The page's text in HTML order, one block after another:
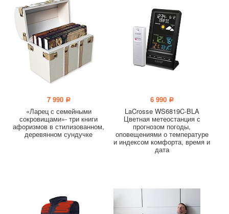
7 990 a
«Ларец с семейными
сокровищами»- три книги
афоризмов в стилизованном,
деревянном сундучке
6 990 a
LaCrosse WS6819C-BLA
Цветная метеостанция с
прогнозом погоды,
оповещениями о температуре
и индексом комфорта, время и
дата